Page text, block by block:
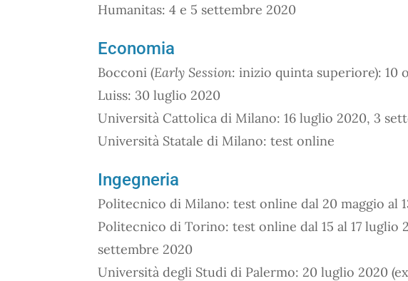
Humanitas: 4 e 5 settembre 2020
Economia
Bocconi (Early Session: inizio quinta superiore): 10
Luiss: 30 luglio 2020
Università Cattolica di Milano: 16 luglio 2020, 3
Università Statale di Milano: test online
Ingegneria
Politecnico di Milano: test online dal 20 maggio al
Politecnico di Torino: test online dal 15 al 17 luglio
settembre 2020
Università degli Studi di Palermo: 20 luglio 2020